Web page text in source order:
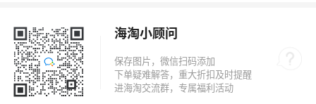
海淘小顾问